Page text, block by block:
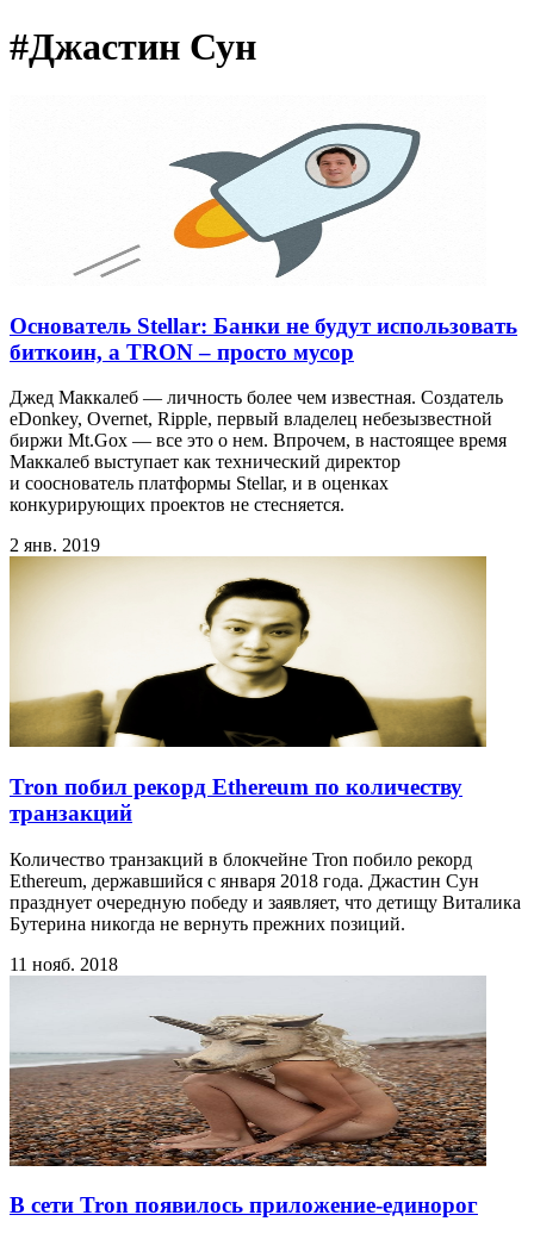
#Джастин Сун
Основатель Stellar: Банки не будут использовать
биткоин, а TRON – просто мусор
Джед Маккалеб — личность более чем известная. Создатель
eDonkey, Overnet, Ripple, первый владелец небезызвестной
биржи Mt.Gox — все это о нем. Впрочем, в настоящее время
Маккалеб выступает как технический директор
и cооснователь платформы Stellar, и в оценках
конкурирующих проектов не стесняется.
2 янв. 2019
Tron побил рекорд Ethereum по количеству
транзакций
Количество транзакций в блокчейне Tron побило рекорд
Ethereum, державшийся с января 2018 года. Джастин Сун
празднует очередную победу и заявляет, что детищу Виталика
Бутерина никогда не вернуть прежних позиций.
11 нояб. 2018
В сети Tron появилось приложение-единорог